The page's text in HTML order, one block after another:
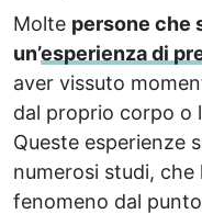
Molte persone che
un’esperienza di
aver vissuto
dal proprio corpo o
Queste esperienze
numerosi studi,
fenomeno dal